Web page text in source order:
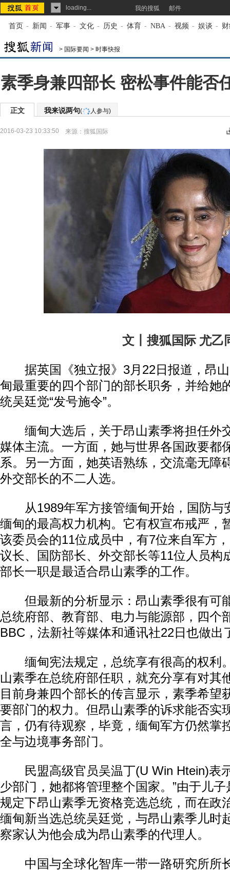
loading... 我的搜狐 邮件
首页 - 新闻 - 军事 - 文化 - 历史 - 体育 - NBA - 视频 - 娱谈 -
> 国际要闻 > 时事快报
素季身兼四部长 密松事件能否
正文 我来说两句( 人参与)
2016-03-23 10:33:50 来源： 搜狐国际
文丨搜狐国际 尤乙
据英国《独立报》3月22日报道，昂山
甸最重要的四个部门的部长职务，并给她
统吴廷觉“发号施令”。
缅甸大选后，关于昂山素季将担任外
媒体主流。一方面，她与世界各国政要都
系。另一方面，她英语熟练，交流毫无障
外交部长的不二人选。
从1989年军方接管缅甸开始，国防与
缅甸的最高权力机构。它有权宣布戒严，
该委员会的11位成员中，有7位来自军方
议长、国防部长、外交部长等11位人员构
部长一职是最适合昂山素季的工作。
但最新的分析显示：昂山素季很有可
总统府部、教育部、电力与能源部，四个
BBC，法新社等媒体和通讯社22日也做出
缅甸宪法规定，总统享有很高的权利
山素季在总统府部任职，就充分享有对其
目前身兼四个部长的传言显示，素季希望
要部门的权力。但昂山素季的诉求能否实
言，仍有待观察，毕竟，缅甸军方仍然掌
全与边境事务部门。
民盟高级官员吴温丁(U Win Htein)表
少部门，她都将管理整个国家。”由于儿
规定下昂山素季无资格竞选总统，而在政
缅甸新当选总统吴廷觉，与昂山素季儿时
察家认为他会成为昂山素季的代理人。
中国与全球化智库一带一路研究所所